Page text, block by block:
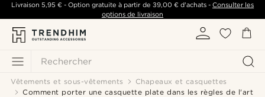
Rechercher
Livraison 5,95 €- Option gratuite à partir de 39,00 €d'achats -Consulter les
options de livraison
Vêtements et sous-vêtements
Chapeaux et casquettes
Comment porter une casquette plate dans les règles de l'art